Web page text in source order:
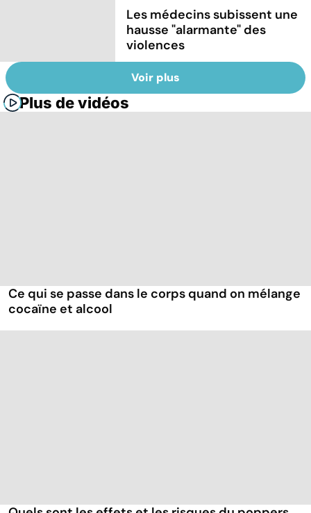
Les médecins subissent une
hausse "alarmante" des
violences
Voir plus
Plus de vidéos
Ce qui se passe dans le corps quand on mélange
cocaïne et alcool